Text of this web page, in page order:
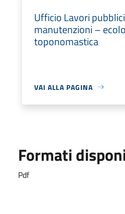
Ufficio Lavori
manutenzioni –
toponomastica
VAI ALLA PAGINA
Formati
Pdf